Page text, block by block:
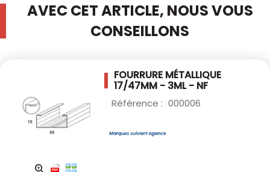
AVEC CET ARTICLE, NOUS VOUS
CONSEILLONS
FOURRURE MÉTALLIQUE
17/47MM - 3ML - NF
Référence : 000006